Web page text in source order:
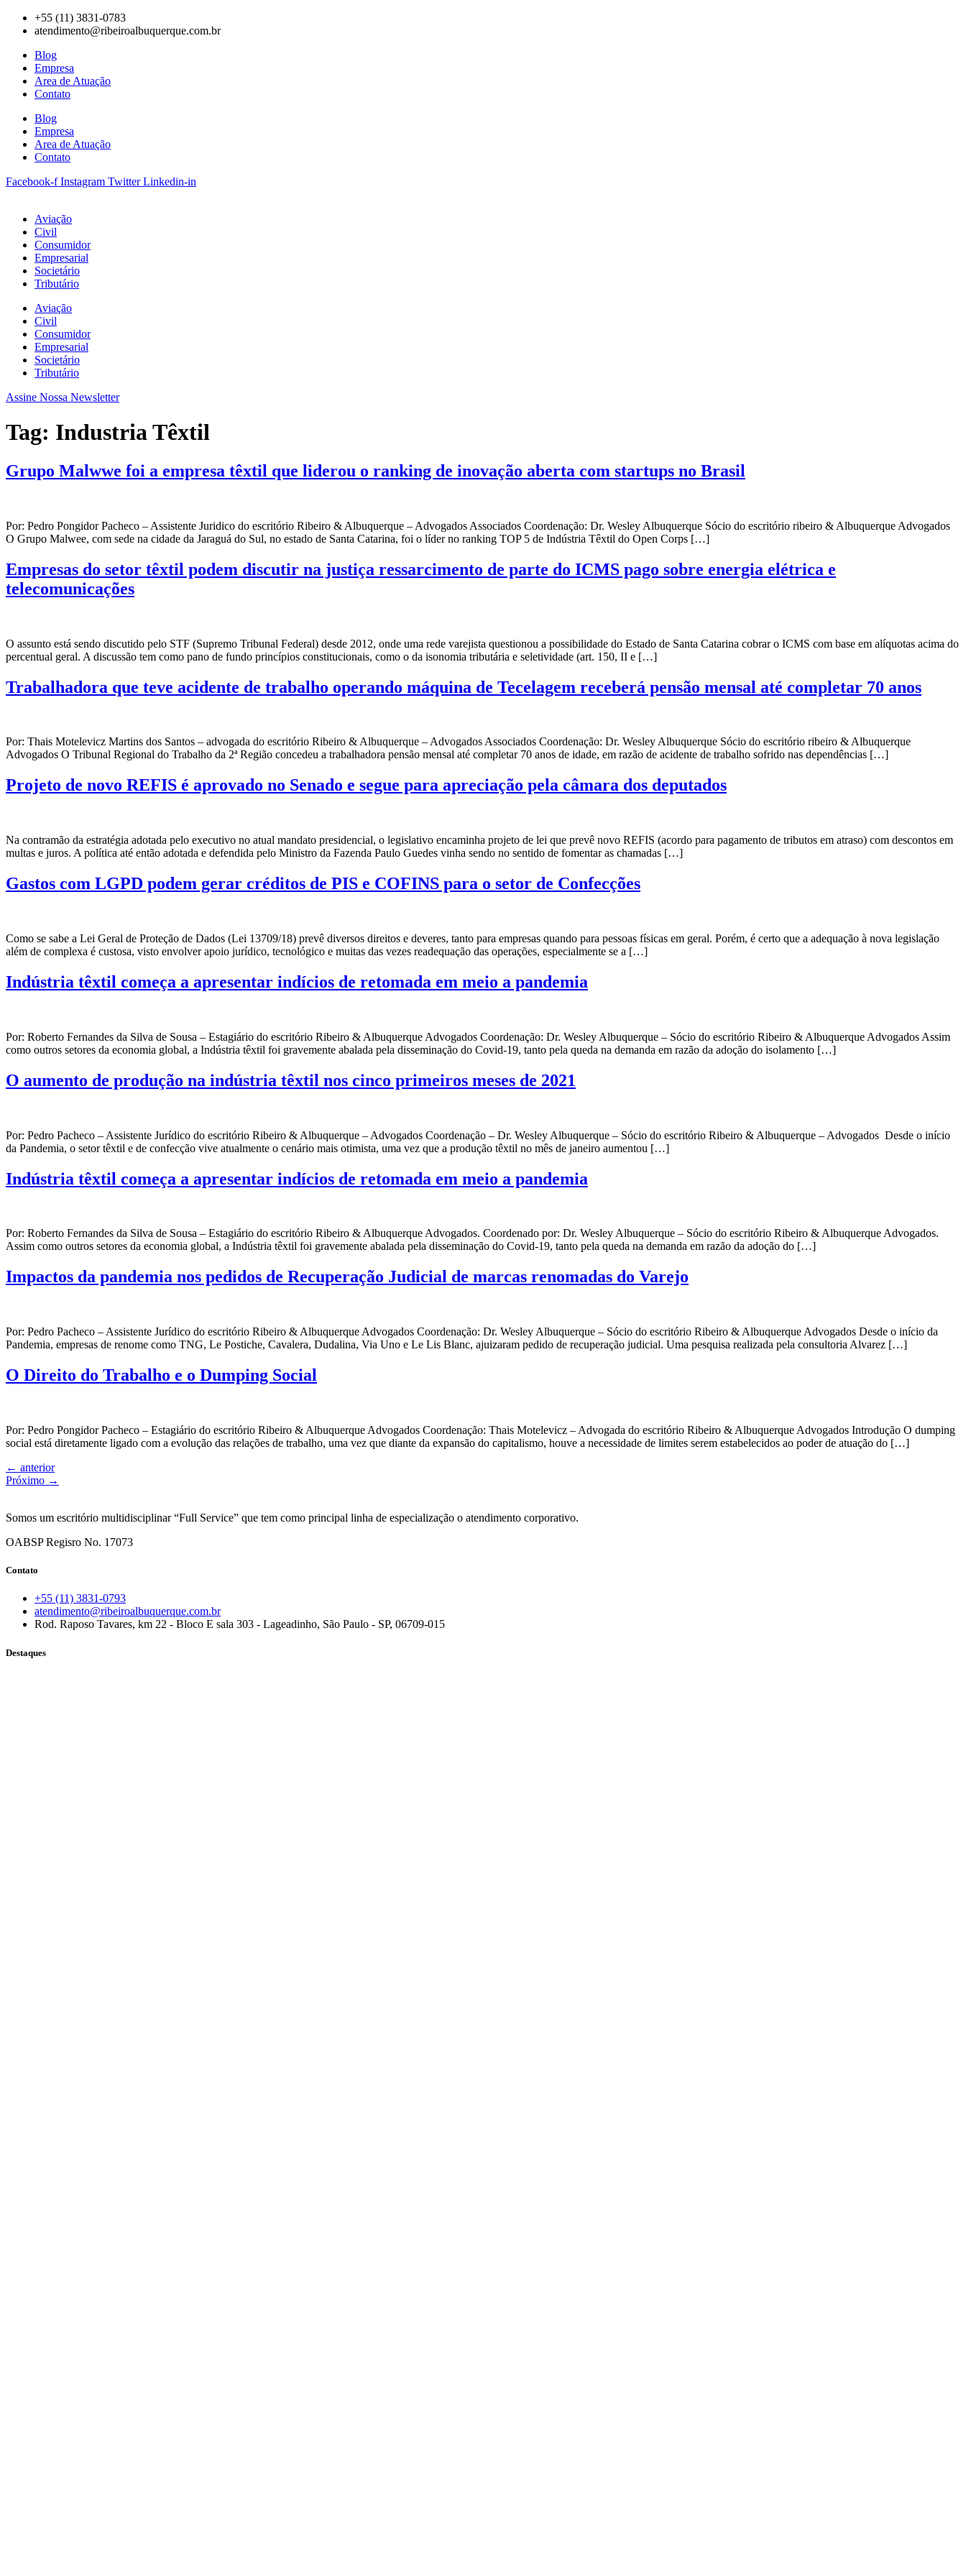
para
conteúdo
+55 (11) 3831-0783
atendimento@ribeiroalbuquerque.com.br
Blog
Empresa
Area de Atuação
Contato
Blog
Empresa
Area de Atuação
Contato
Facebook-f Instagram Twitter Linkedin-in
Aviação
Civil
Consumidor
Empresarial
Societário
Tributário
Aviação
Civil
Consumidor
Empresarial
Societário
Tributário
Assine Nossa Newsletter
Tag: Industria Têxtil
Grupo Malwwe foi a empresa têxtil que liderou o ranking de inovação aberta com startups no Brasil
Por: Pedro Pongidor Pacheco – Assistente Juridico do escritório Ribeiro & Albuquerque – Advogados Associados Coordenação: Dr. Wesley Albuquerque Sócio do escritório ribeiro & Albuquerque Advogados
O Grupo Malwee, com sede na cidade da Jaraguá do Sul, no estado de Santa Catarina, foi o líder no ranking TOP 5 de Indústria Têxtil do Open Corps […]
Empresas do setor têxtil podem discutir na justiça ressarcimento de parte do ICMS pago sobre energia elétrica e
telecomunicações
O assunto está sendo discutido pelo STF (Supremo Tribunal Federal) desde 2012, onde uma rede varejista questionou a possibilidade do Estado de Santa Catarina cobrar o ICMS com base em alíquotas acima do
percentual geral. A discussão tem como pano de fundo princípios constitucionais, como o da isonomia tributária e seletividade (art. 150, II e […]
Trabalhadora que teve acidente de trabalho operando máquina de Tecelagem receberá pensão mensal até completar 70 anos
Por: Thais Motelevicz Martins dos Santos – advogada do escritório Ribeiro & Albuquerque – Advogados Associados Coordenação: Dr. Wesley Albuquerque Sócio do escritório ribeiro & Albuquerque
Advogados O Tribunal Regional do Trabalho da 2ª Região concedeu a trabalhadora pensão mensal até completar 70 anos de idade, em razão de acidente de trabalho sofrido nas dependências […]
Projeto de novo REFIS é aprovado no Senado e segue para apreciação pela câmara dos deputados
Na contramão da estratégia adotada pelo executivo no atual mandato presidencial, o legislativo encaminha projeto de lei que prevê novo REFIS (acordo para pagamento de tributos em atraso) com descontos em
multas e juros. A política até então adotada e defendida pelo Ministro da Fazenda Paulo Guedes vinha sendo no sentido de fomentar as chamadas […]
Gastos com LGPD podem gerar créditos de PIS e COFINS para o setor de Confecções
Como se sabe a Lei Geral de Proteção de Dados (Lei 13709/18) prevê diversos direitos e deveres, tanto para empresas quando para pessoas físicas em geral. Porém, é certo que a adequação à nova legislação
além de complexa é custosa, visto envolver apoio jurídico, tecnológico e muitas das vezes readequação das operações, especialmente se a […]
Indústria têxtil começa a apresentar indícios de retomada em meio a pandemia
Por: Roberto Fernandes da Silva de Sousa – Estagiário do escritório Ribeiro & Albuquerque Advogados Coordenação: Dr. Wesley Albuquerque – Sócio do escritório Ribeiro & Albuquerque Advogados Assim
como outros setores da economia global, a Indústria têxtil foi gravemente abalada pela disseminação do Covid-19, tanto pela queda na demanda em razão da adoção do isolamento […]
O aumento de produção na indústria têxtil nos cinco primeiros meses de 2021
Por: Pedro Pacheco – Assistente Jurídico do escritório Ribeiro & Albuquerque – Advogados Coordenação – Dr. Wesley Albuquerque – Sócio do escritório Ribeiro & Albuquerque – Advogados Desde o início
da Pandemia, o setor têxtil e de confecção vive atualmente o cenário mais otimista, uma vez que a produção têxtil no mês de janeiro aumentou […]
Indústria têxtil começa a apresentar indícios de retomada em meio a pandemia
Por: Roberto Fernandes da Silva de Sousa – Estagiário do escritório Ribeiro & Albuquerque Advogados. Coordenado por: Dr. Wesley Albuquerque – Sócio do escritório Ribeiro & Albuquerque Advogados.
Assim como outros setores da economia global, a Indústria têxtil foi gravemente abalada pela disseminação do Covid-19, tanto pela queda na demanda em razão da adoção do […]
Impactos da pandemia nos pedidos de Recuperação Judicial de marcas renomadas do Varejo
Por: Pedro Pacheco – Assistente Jurídico do escritório Ribeiro & Albuquerque Advogados Coordenação: Dr. Wesley Albuquerque – Sócio do escritório Ribeiro & Albuquerque Advogados Desde o início da
Pandemia, empresas de renome como TNG, Le Postiche, Cavalera, Dudalina, Via Uno e Le Lis Blanc, ajuizaram pedido de recuperação judicial. Uma pesquisa realizada pela consultoria Alvarez […]
O Direito do Trabalho e o Dumping Social
Por: Pedro Pongidor Pacheco – Estagiário do escritório Ribeiro & Albuquerque Advogados Coordenação: Thais Motelevicz – Advogada do escritório Ribeiro & Albuquerque Advogados Introdução O dumping
social está diretamente ligado com a evolução das relações de trabalho, uma vez que diante da expansão do capitalismo, houve a necessidade de limites serem estabelecidos ao poder de atuação do […]
← anterior
Próximo →
Somos um escritório multidisciplinar “Full Service” que tem como principal linha de especialização o atendimento corporativo.
OABSP Regisro No. 17073
Contato
+55 (11) 3831-0793
atendimento@ribeiroalbuquerque.com.br
Rod. Raposo Tavares, km 22 - Bloco E sala 303 - Lageadinho, São Paulo - SP, 06709-015
Destaques